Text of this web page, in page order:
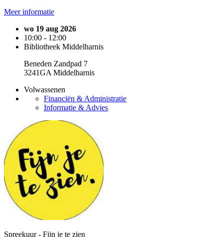
Meer informatie
wo 19 aug 2026
10:00 - 12:00
Bibliotheek Middelharnis
Beneden Zandpad 7
3241GA Middelharnis
Volwassenen
Financiën & Administratie
Informatie & Advies
Spreekuur - Fijn je te zien